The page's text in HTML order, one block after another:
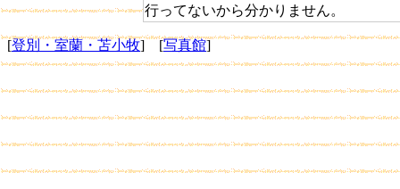
行ってないから分かりません。
[登別・室蘭・苫小牧] [写真館]